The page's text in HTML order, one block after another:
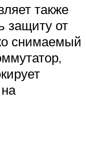
также
защиту от
снимаемый